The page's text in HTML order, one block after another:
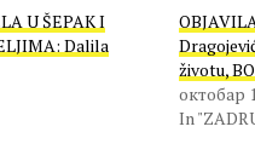
U ŠEPAK I
Dalila
životu,
октобар
In